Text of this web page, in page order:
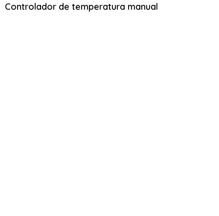
Controlador de temperatura manual